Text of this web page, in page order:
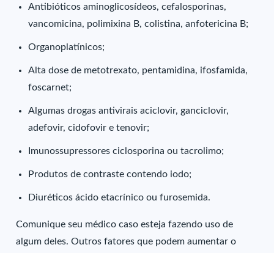
Antibióticos aminoglicosídeos, cefalosporinas,
vancomicina, polimixina B, colistina, anfotericina B;
Organoplatínicos;
Alta dose de metotrexato, pentamidina, ifosfamida,
foscarnet;
Algumas drogas antivirais aciclovir, ganciclovir,
adefovir, cidofovir e tenovir;
Imunossupressores ciclosporina ou tacrolimo;
Produtos de contraste contendo iodo;
Diuréticos ácido etacrínico ou furosemida.
Comunique seu médico caso esteja fazendo uso de
algum deles. Outros fatores que podem aumentar o